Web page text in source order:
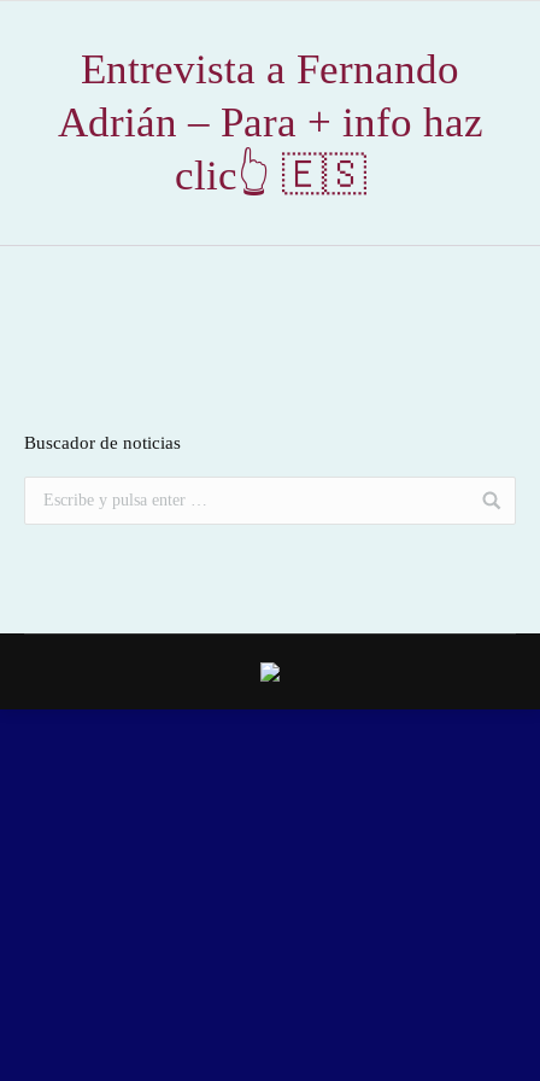
Entrevista a Fernando
Adrián – Para + info haz
clic👆 🇪🇸
Buscador de noticias